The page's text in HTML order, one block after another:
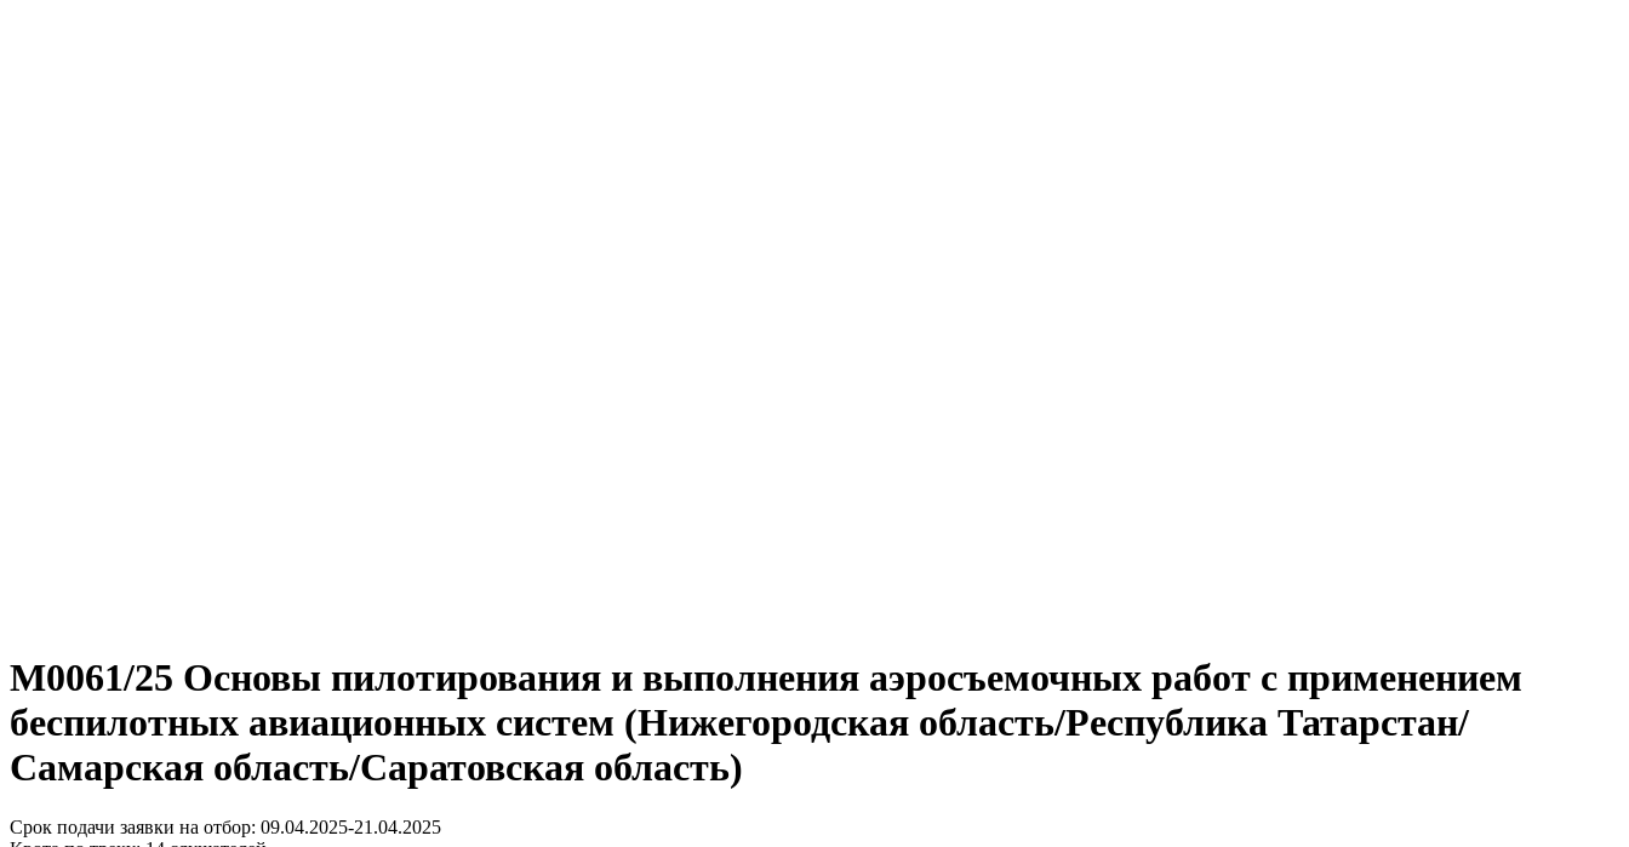
М0061/25 Основы пилотирования и выполнения аэросъемочных работ с применением
беспилотных авиационных систем (Нижегородская область/Республика Татарстан/
Самарская область/Саратовская область)
Срок подачи заявки на отбор: 09.04.2025-21.04.2025